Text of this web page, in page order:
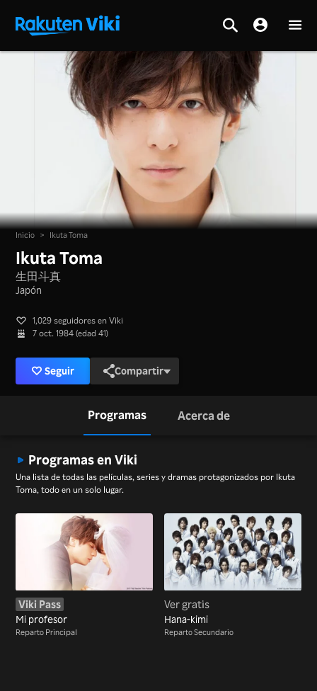
Inicio > Ikuta Toma
Ikuta Toma
生田斗真
Japón
1,029 seguidores en Viki
7 oct. 1984 (edad 41)
Seguir Compartir
Programas Acerca de
Programas en Viki
Una lista de todas las películas, series y dramas protagonizados por Ikuta
Toma, todo en un solo lugar.
Viki Pass
Mi profesor
Reparto Principal
Ver gratis
Hana-kimi
Reparto Secundario